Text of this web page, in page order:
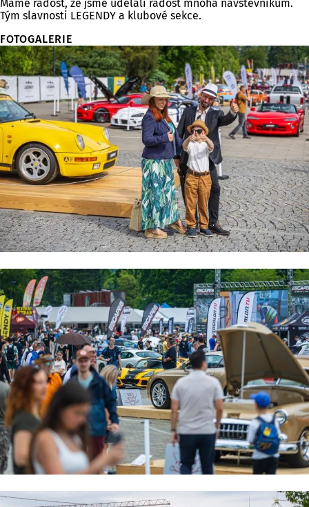
Máme radost, že jsme udělali radost mnoha návštěvníkům.
Tým slavnosti LEGENDY a klubové sekce.
FOTOGALERIE